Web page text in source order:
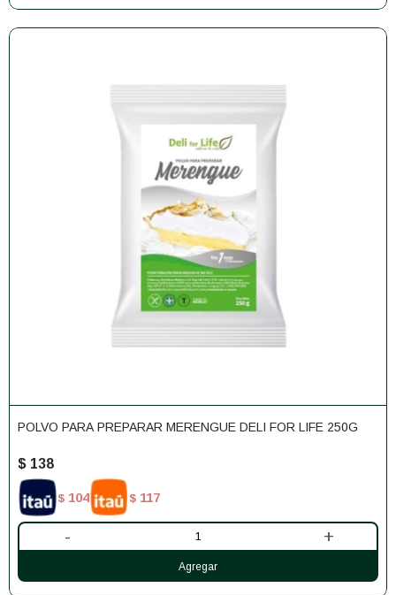
POLVO PARA PREPARAR MERENGUE DELI FOR LIFE 250G
$ 138
$ 104 $ 117
- +